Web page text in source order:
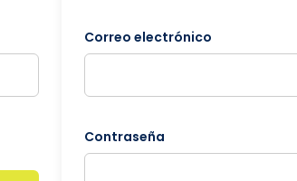
Correo electrónico
Contraseña